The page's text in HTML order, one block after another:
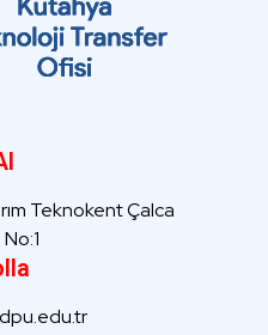
Teknokent Çalca